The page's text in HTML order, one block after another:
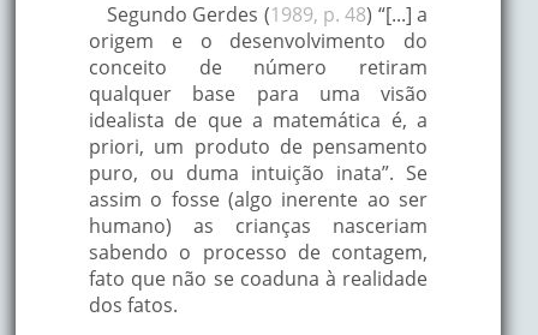
Segundo Gerdes (1989, p. 48) “[...] a
origem e o desenvolvimento do
conceito de número retiram
qualquer base para uma visão
idealista de que a matemática é, a
priori, um produto de pensamento
puro, ou duma intuição inata”. Se
assim o fosse (algo inerente ao ser
humano) as crianças nasceriam
sabendo o processo de contagem,
fato que não se coaduna à realidade
dos fatos.